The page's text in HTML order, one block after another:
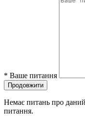
* Ваше питання
Продовжити
Немає питань про
питання.